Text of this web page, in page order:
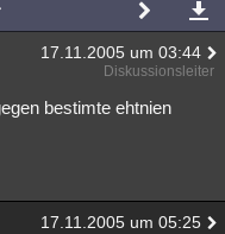
Mystery Kriminalfälle
Ufologie
Literatur
17.11.2005 um 03:44
Diskussionsleiter
bestimte ehtnien
17.11.2005 um 05:25